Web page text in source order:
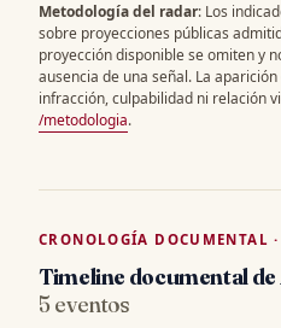
Metodología del radar: Los
sobre proyecciones públicas
proyección disponible se omiten y
ausencia de una señal. La
infracción, culpabilidad ni relación
/metodologia.
CRONOLOGÍA DOCUMENTAL
Timeline documental
5 eventos